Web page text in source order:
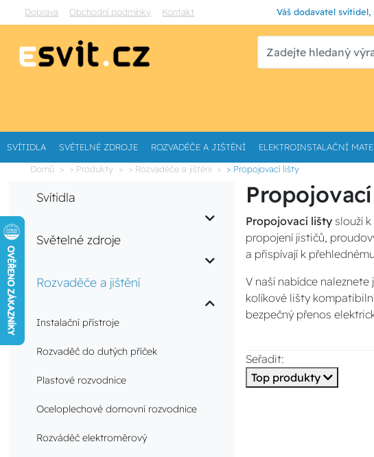
Doprava Obchodní podmínky Kontakt Váš dodavatel
SVÍTIDLA SVĚTELNÉ ZDROJE ROZVADĚČE A JIŠTĚNÍ ELEKTROINSTALAČNÍ
Domů > Produkty > Rozvaděče a jištění > Propojovací lišty
Svítidla
Světelné zdroje
Rozvaděče a jištění
Instalační přístroje
Rozvaděč do dutých příček
Plastové rozvodnice
Oceloplechové domovní rozvodnice
Rozváděč elektroměrový
Propojovací lištyslouží k
propojení jističů,
a přispívají k
V naší nabídce
kolíkové lišty
bezpečný přenos
Seřadit:
Top produkty